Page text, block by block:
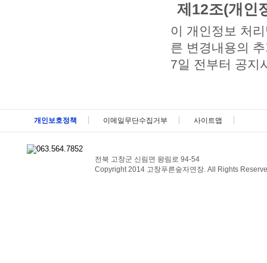
제12조(개인
이 개인정보 처
른 변경내용의
7일 전부터 공지
개인보호정책 이메일무단수집거부 사이트맵
전북 고창군 신림면 왕림로 94-54
Copyright 2014 고창푸른숲자연장. All Rights